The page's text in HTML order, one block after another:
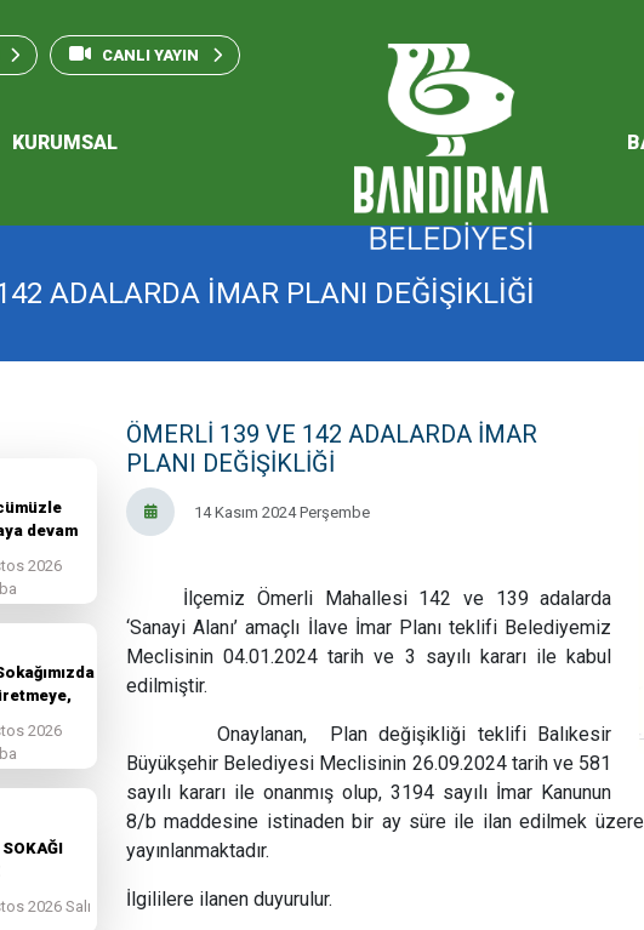
CANLI YAYIN
KURUMSAL
2026
ADALARDA İMAR PLANI DEĞİŞİKLİĞİ
devam
2026
devam
2026
2026 Salı
ÖMERLİ 139 VE 142 ADALARDA İMAR
PLANI DEĞİŞİKLİĞİ
14 Kasım 2024 Perşembe
İlçemiz Ömerli Mahallesi 142 ve 139 adalarda
‘Sanayi Alanı’ amaçlı İlave İmar Planı teklifi Belediyemiz
Meclisinin 04.01.2024 tarih ve 3 sayılı kararı ile kabul
edilmiştir.
Onaylanan, Plan değişikliği teklifi Balıkesir
Büyükşehir Belediyesi Meclisinin 26.09.2024 tarih ve 581
sayılı kararı ile onanmış olup, 3194 sayılı İmar Kanunun
8/b maddesine istinaden bir ay süre ile ilan edilmek üzere
yayınlanmaktadır.
İlgililere ilanen duyurulur.